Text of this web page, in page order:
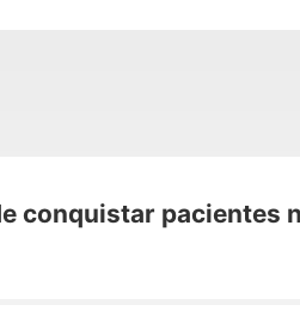
conquistar pacientes
e se